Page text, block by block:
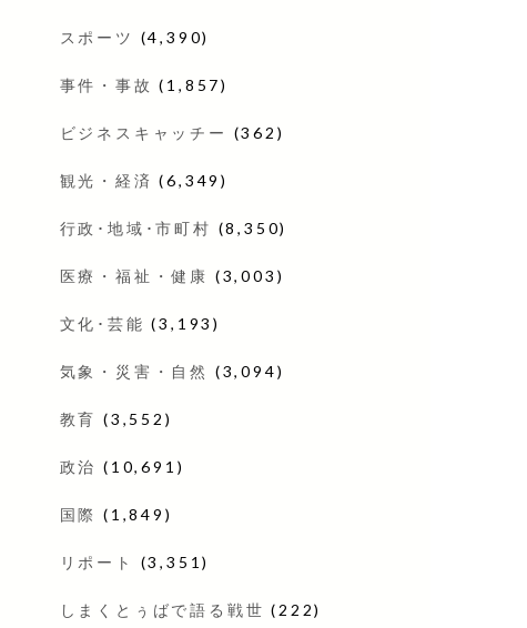
スポーツ (4,390)
事件・事故 (1,857)
ビジネスキャッチー (362)
観光・経済 (6,349)
行政･地域･市町村 (8,350)
医療・福祉・健康 (3,003)
文化･芸能 (3,193)
気象・災害・自然 (3,094)
教育 (3,552)
政治 (10,691)
国際 (1,849)
リポート (3,351)
しまくとぅばで語る戦世 (222)